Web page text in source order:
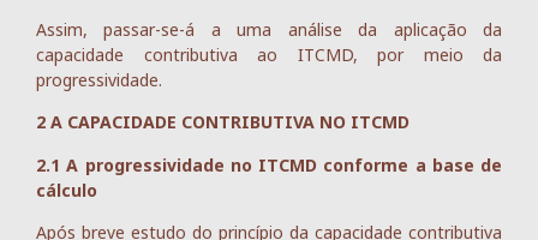
Assim, passar-se-á a uma análise da aplicação da
capacidade contributiva ao ITCMD, por meio da
progressividade.
2 A CAPACIDADE CONTRIBUTIVA NO ITCMD
2.1 A progressividade no ITCMD conforme a base de
cálculo
Após breve estudo do princípio da capacidade contributiva